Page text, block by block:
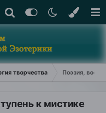
творчества Поэзия,
к мистике